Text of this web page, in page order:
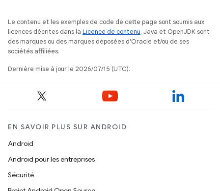
Le contenu et les exemples de code de cette page sont soumis aux
licences décrites dans la Licence de contenu. Java et OpenJDK sont
des marques ou des marques déposées d'Oracle et/ou de ses
sociétés affiliées.
Dernière mise à jour le 2026/07/15 (UTC).
EN SAVOIR PLUS SUR ANDROID
Android
Android pour les entreprises
Sécurité